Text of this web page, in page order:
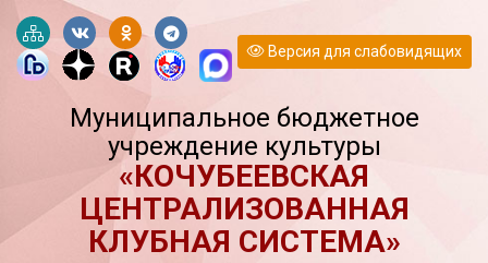
Версия для слабовидящих
Муниципальное бюджетное
учреждение культуры
«КОЧУБЕЕВСКАЯ
ЦЕНТРАЛИЗОВАННАЯ
КЛУБНАЯ СИСТЕМА»